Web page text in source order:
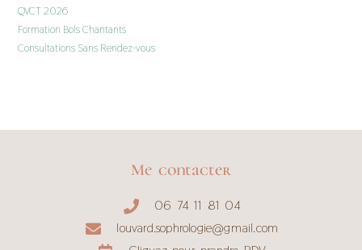
QVCT 2026
Formation Bols Chantants
Consultations Sans Rendez-vous
Me contacter
06 74 11 81 04
louvard.sophrologie@gmail.com